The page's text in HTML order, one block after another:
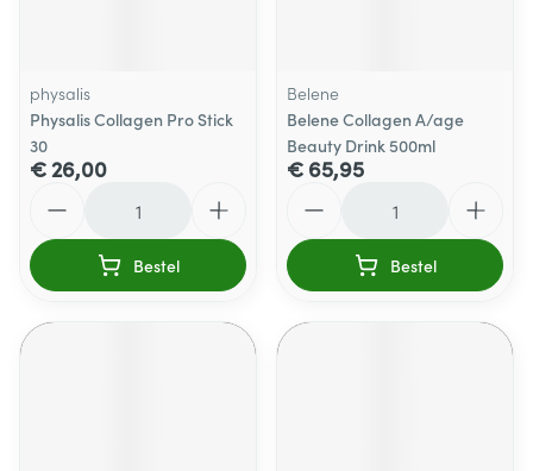
physalis
Physalis Collagen Pro Stick
30
€ 26,00
Bestel
Belene
Belene Collagen A/age
Beauty Drink 500ml
€ 65,95
Bestel